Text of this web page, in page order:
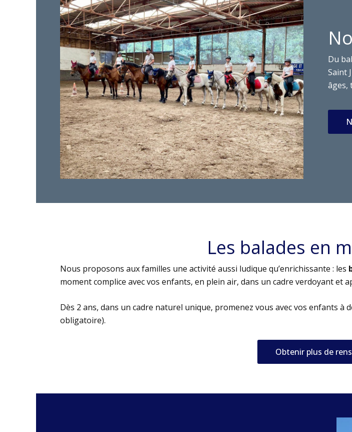
Du
Saint
âges,
Les balades en
Nous proposons aux familles une activité aussi ludique qu’enrichissante : les
moment complice avec vos enfants, en plein air, dans un cadre verdoyant et
Dès 2 ans, dans un cadre naturel unique, promenez vous avec vos enfants à
obligatoire).
Obtenir plus de